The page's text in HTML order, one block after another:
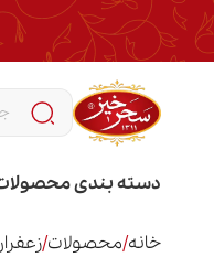
دسته بندی
خانه/محصولات/